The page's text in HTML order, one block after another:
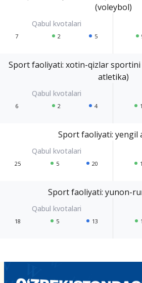
(voleybol)
7 2 5
Sport faoliyati: xotin-qizlar
atletika)
6 2 4
Sport faoliyati: yengil
25 5 20
Sport faoliyati: yunon-
18 5 13